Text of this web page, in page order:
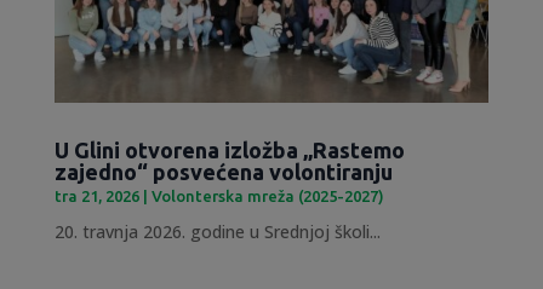
U Glini otvorena izložba „Rastemo
zajedno“ posvećena volontiranju
tra 21, 2026| Volonterska mreža (2025-2027)
20. travnja 2026. godine u Srednjoj školi...